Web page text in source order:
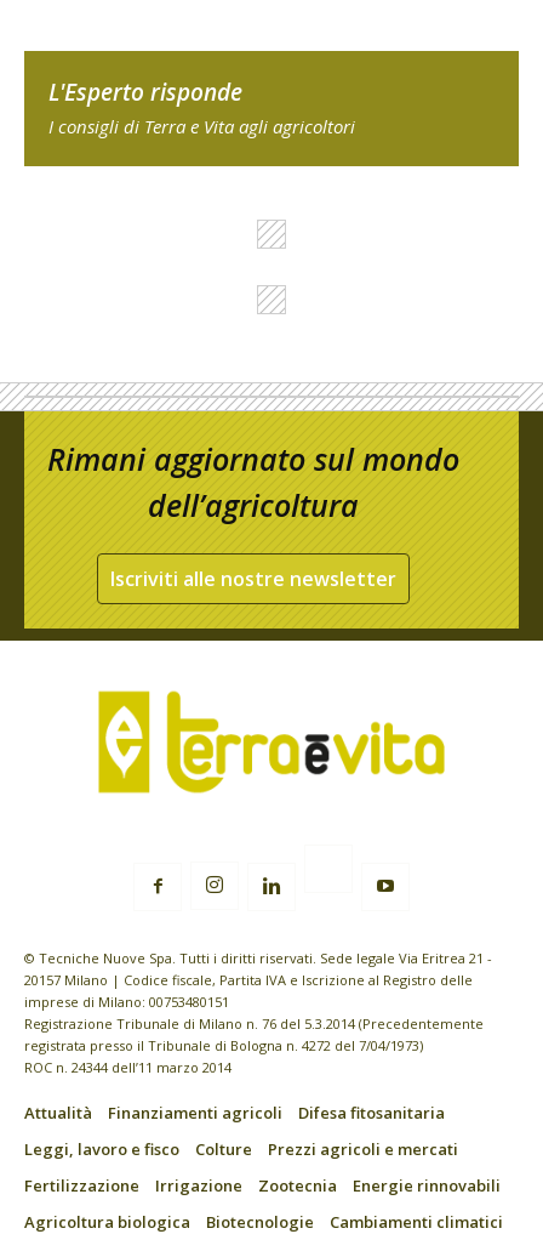
L'Esperto risponde
I consigli di Terra e Vita agli agricoltori
Rimani aggiornato sul mondo
dell’agricoltura
Iscriviti alle nostre newsletter
© Tecniche Nuove Spa. Tutti i diritti riservati. Sede legale Via Eritrea 21 -
20157 Milano | Codice fiscale, Partita IVA e Iscrizione al Registro delle
imprese di Milano: 00753480151
Registrazione Tribunale di Milano n. 76 del 5.3.2014 (Precedentemente
registrata presso il Tribunale di Bologna n. 4272 del 7/04/1973)
ROC n. 24344 dell’11 marzo 2014
Attualità Finanziamenti agricoli
Difesa fitosanitaria
Leggi, lavoro e fisco
Colture
Prezzi agricoli e mercati
Fertilizzazione
Irrigazione Zootecnia
Energie rinnovabili
Agricoltura biologica
Biotecnologie
Cambiamenti climatici